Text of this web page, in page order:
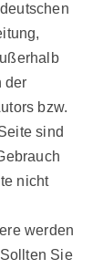
der
bzw.
sind
nicht
werden
Sie